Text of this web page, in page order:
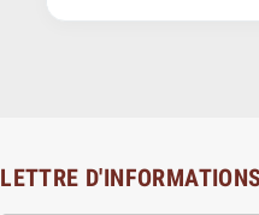
LETTRE D'INFORMATIONS